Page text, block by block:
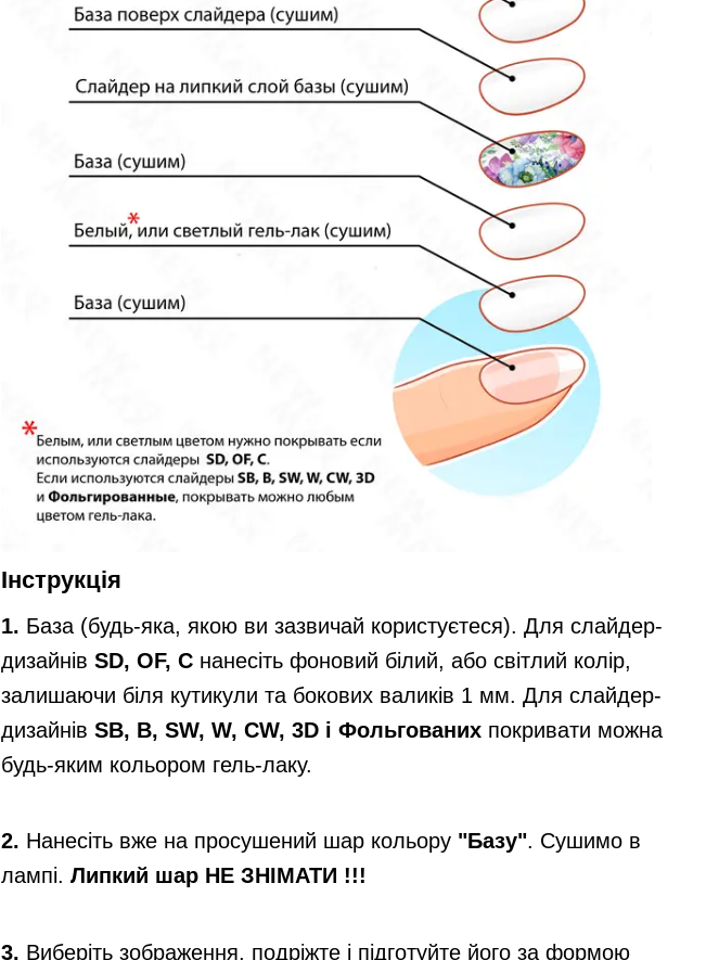
Інструкція
1. База (будь-яка, якою ви зазвичай користуєтеся). Для слайдер-
дизайнів SD, OF, C нанесіть фоновий білий, або світлий колір,
залишаючи біля кутикули та бокових валиків 1 мм. Для слайдер-
дизайнів SB, B, SW, W, CW, 3D і Фольгованих покривати можна
будь-яким кольором гель-лаку.
2. Нанесіть вже на просушений шар кольору "Базу". Сушимо в
лампі. Липкий шар НЕ ЗНІМАТИ !!!
3. Виберіть зображення, подріжте і підготуйте його за формою